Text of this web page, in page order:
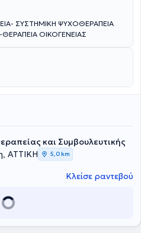
ΣΥΣΤΗΜΙΚΗ ΨΥΧΟΘΕΡΑΠΕΙΑ
ΟΙΚΟΓΕΝΕΙΑΣ
και Συμβουλευτικής
ΑΤΤΙΚΗ
5,0 km
Κλείσε ραντεβού